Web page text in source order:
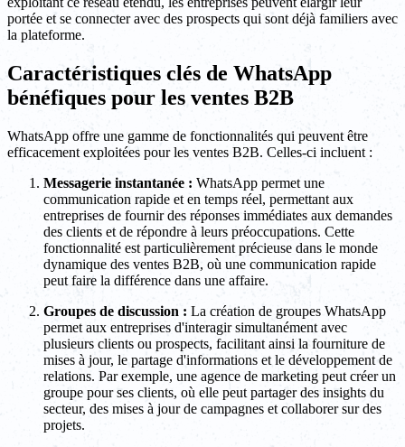
portée et se connecter avec des prospects qui sont déjà familiers avec
la plateforme.
Caractéristiques clés de WhatsApp
bénéfiques pour les ventes B2B
WhatsApp offre une gamme de fonctionnalités qui peuvent être
efficacement exploitées pour les ventes B2B. Celles-ci incluent :
Messagerie instantanée : WhatsApp permet une
communication rapide et en temps réel, permettant aux
entreprises de fournir des réponses immédiates aux demandes
des clients et de répondre à leurs préoccupations. Cette
fonctionnalité est particulièrement précieuse dans le monde
dynamique des ventes B2B, où une communication rapide
peut faire la différence dans une affaire.
Groupes de discussion : La création de groupes WhatsApp
permet aux entreprises d'interagir simultanément avec
plusieurs clients ou prospects, facilitant ainsi la fourniture de
mises à jour, le partage d'informations et le développement de
relations. Par exemple, une agence de marketing peut créer un
groupe pour ses clients, où elle peut partager des insights du
secteur, des mises à jour de campagnes et collaborer sur des
projets.